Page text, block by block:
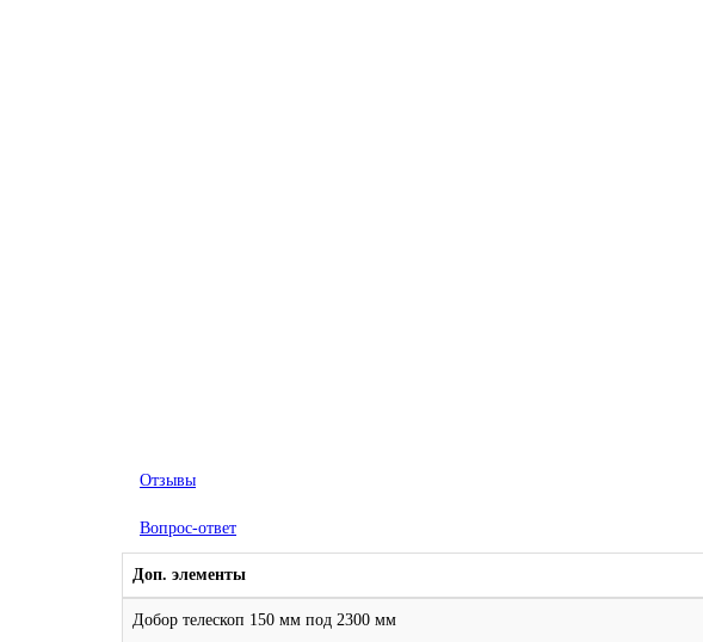
Отзывы
Вопрос-ответ
Доп. элементы
Добор телескоп 150 мм под 2300 мм